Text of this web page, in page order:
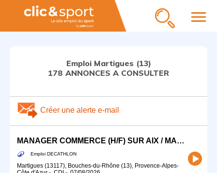
menu
Emploi Martigues (13)
178 ANNONCES A CONSULTER
Créer une alerte e-mail
MANAGER COMMERCE (H/F) SUR AIX / MARSEILLE EST/ ÉTANG DE BERRE
Emploi DECATHLON
Martigues (13117), Bouches-du-Rhône (13), Provence-Alpes-